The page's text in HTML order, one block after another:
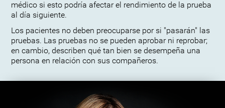
médico si esto podría afectar el rendimiento de la prueba
al día siguiente.
Los pacientes no deben preocuparse por si "pasarán" las
pruebas. Las pruebas no se pueden aprobar ni reprobar;
en cambio, describen qué tan bien se desempeña una
persona en relación con sus compañeros.